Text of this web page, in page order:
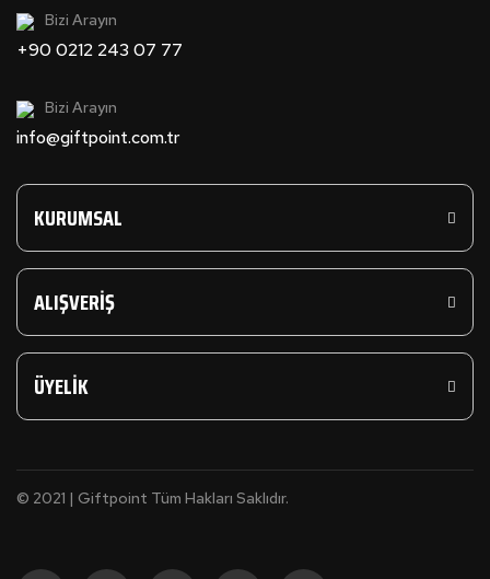
Bizi Arayın
+90 0212 243 07 77
Bizi Arayın
info@giftpoint.com.tr
KURUMSAL
ALIŞVERİŞ
ÜYELİK
© 2021 | Giftpoint Tüm Hakları Saklıdır.